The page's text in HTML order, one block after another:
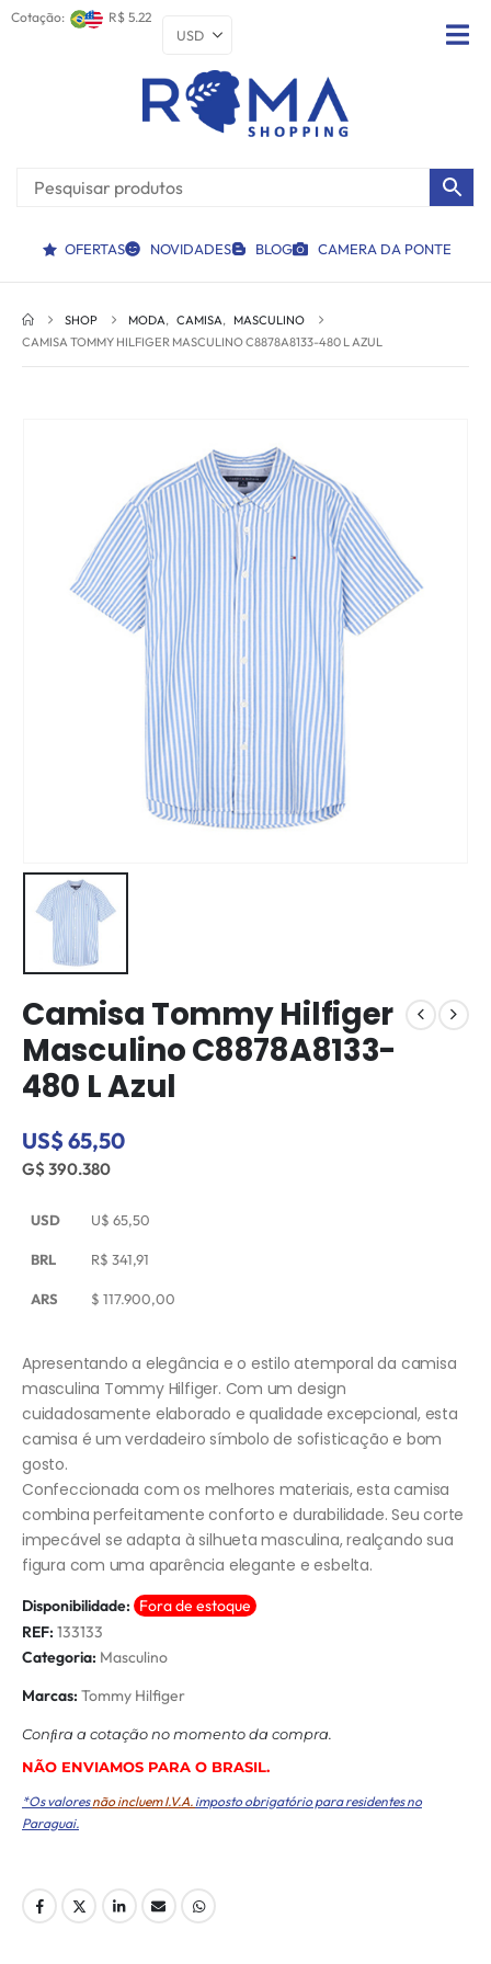
Cotação: R$ 5.22
OFERTAS NOVIDADES BLOG CAMERA DA PONTE
SHOP MODA, CAMISA, MASCULINO
CAMISA TOMMY HILFIGER MASCULINO C8878A8133-480 L AZUL
Camisa Tommy Hilfiger
Masculino C8878A8133-
480 L Azul
US$ 65,50
G$ 390.380
USD U$ 65,50
BRL R$ 341,91
ARS $ 117.900,00
Apresentando a elegância e o estilo atemporal da camisa
masculina Tommy Hilfiger. Com um design
cuidadosamente elaborado e qualidade excepcional, esta
camisa é um verdadeiro símbolo de sofisticação e bom
gosto.
Confeccionada com os melhores materiais, esta camisa
combina perfeitamente conforto e durabilidade. Seu corte
impecável se adapta à silhueta masculina, realçando sua
figura com uma aparência elegante e esbelta.
Disponibilidade: Fora de estoque
REF: 133133
Categoria: Masculino
Marcas: Tommy Hilfiger
Conﬁra a cotação no momento da compra.
NÃO ENVIAMOS PARA O BRASIL.
*Os valoresnão incluem I.V.A. imposto obrigatório para residentes no
Paraguai.